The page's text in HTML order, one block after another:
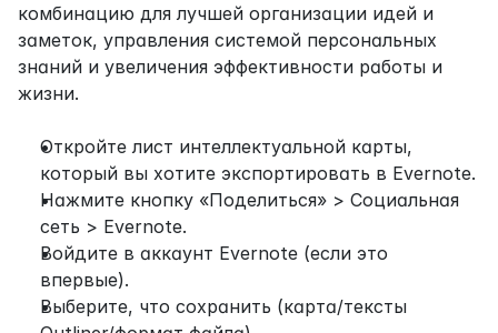
комбинацию для лучшей организации идей и
заметок, управления системой персональных
знаний и увеличения эффективности работы и
жизни.
Откройте лист интеллектуальной карты,
который вы хотите экспортировать в Evernote.
Нажмите кнопку «Поделиться» > Социальная
сеть > Evernote.
Войдите в аккаунт Evernote (если это
впервые).
Выберите, что сохранить (карта/тексты